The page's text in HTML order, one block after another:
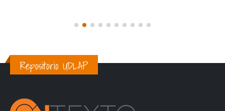
Repositorio UDLAP